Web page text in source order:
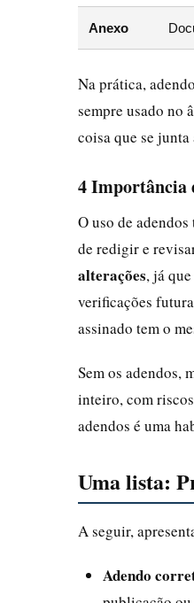
Anexo
Na prática,
sempre usado no
coisa que se
4 Importância
O uso de
de redigir e
alterações, já
verificações
assinado tem o
Sem os adendos,
inteiro, com
adendos é uma
Uma lista:
A seguir,
Adendo